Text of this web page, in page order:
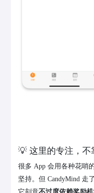
💡 这里的专注，不
很多 App 会用各种花哨
坚持。但 CandyMind 走